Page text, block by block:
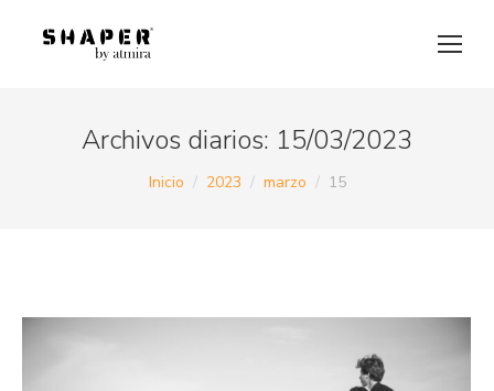
Archivos diarios: 15/03/2023
Estás aquí:
Inicio 2023 marzo 15